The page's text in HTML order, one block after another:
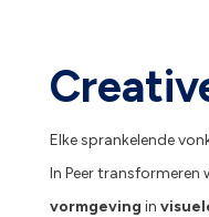
Elke sprankelende
In Peer transformeren
vormgeving in